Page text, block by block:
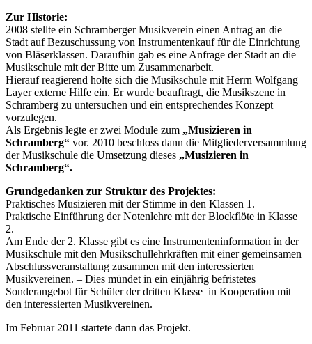
Zur Historie:
2008 stellte ein Schramberger Musikverein einen Antrag an die
Stadt auf Bezuschussung von Instrumentenkauf für die Einrichtung
von Bläserklassen. Daraufhin gab es eine Anfrage der Stadt an die
Musikschule mit der Bitte um Zusammenarbeit.
Hierauf reagierend holte sich die Musikschule mit Herrn Wolfgang
Layer externe Hilfe ein. Er wurde beauftragt, die Musikszene in
Schramberg zu untersuchen und ein entsprechendes Konzept
vorzulegen.
Als Ergebnis legte er zwei Module zum „Musizieren in
Schramberg“ vor. 2010 beschloss dann die Mitgliederversammlung
der Musikschule die Umsetzung dieses „Musizieren in
Schramberg“.
Grundgedanken zur Struktur des Projektes:
Praktisches Musizieren mit der Stimme in den Klassen 1.
Praktische Einführung der Notenlehre mit der Blockflöte in Klasse
2.
Am Ende der 2. Klasse gibt es eine Instrumenteninformation in der
Musikschule mit den Musikschullehrkräften mit einer gemeinsamen
Abschlussveranstaltung zusammen mit den interessierten
Musikvereinen. – Dies mündet in ein einjährig befristetes
Sonderangebot für Schüler der dritten Klasse in Kooperation mit
den interessierten Musikvereinen.
Im Februar 2011 startete dann das Projekt.